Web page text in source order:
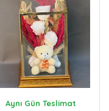
Aynı Gün Teslimat